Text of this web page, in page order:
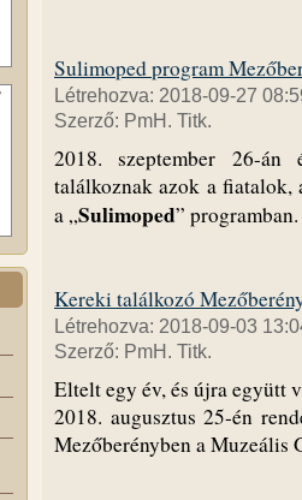
Sulimoped program
Létrehozva: 2018-09-27
Szerző: PmH. Titk.
2018. szeptember 26-
találkoznak azok a fiatalok,
a „Sulimoped” programban.
Kereki találkozó
Létrehozva: 2018-09-03
Szerző: PmH. Titk.
Eltelt egy év, és újra együtt
2018. augusztus 25-én
Mezőberényben a Muzeális